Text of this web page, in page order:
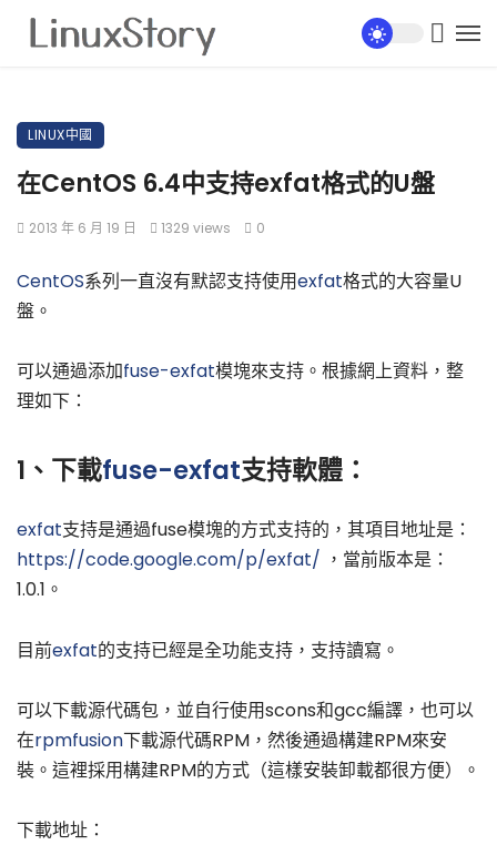
LINUX中國
在CentOS 6.4中支持exfat格式的U盤
2013 年 6 月 19 日 1329 views 0
CentOS系列一直沒有默認支持使用exfat格式的大容量U
盤。
可以通過添加fuse-exfat模塊來支持。根據網上資料，整
理如下：
1、下載fuse-exfat支持軟體：
exfat支持是通過fuse模塊的方式支持的，其項目地址是：
https://code.google.com/p/exfat/ ，當前版本是：
1.0.1。
目前exfat的支持已經是全功能支持，支持讀寫。
可以下載源代碼包，並自行使用scons和gcc編譯，也可以
在rpmfusion下載源代碼RPM，然後通過構建RPM來安
裝。這裡採用構建RPM的方式（這樣安裝卸載都很方便）。
下載地址：